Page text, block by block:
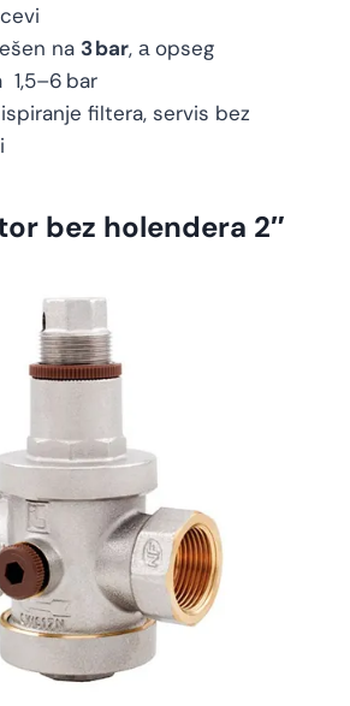
na 3 bar, а opseg
1,5–6 bar
filtera, servis bez
bez holendera 2″